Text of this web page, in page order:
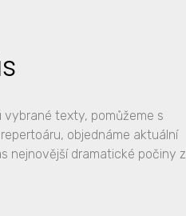
vybrané texty, pomůžeme s
objednáme aktuální
nejnovější dramatické počiny z